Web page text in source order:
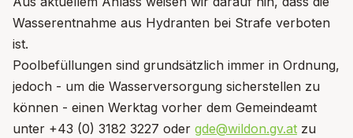
Wasserentnahme aus Hydranten bei Strafe verboten
ist.
Poolbefüllungen sind grundsätzlich immer in Ordnung,
jedoch - um die Wasserversorgung sicherstellen zu
können - einen Werktag vorher dem Gemeindeamt
unter +43 (0) 3182 3227 oder gde@wildon.gv.at zu